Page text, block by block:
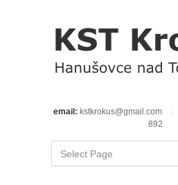
email: kstkrokus@gmail.com
892